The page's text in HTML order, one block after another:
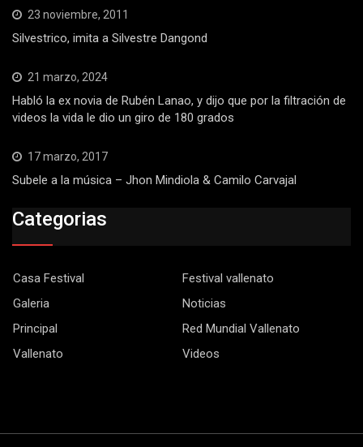
23 noviembre, 2011
Silvestrico, imita a Silvestre Dangond
21 marzo, 2024
Habló la ex novia de Rubén Lanao, y dijo que por la filtración de
videos la vida le dio un giro de 180 grados
17 marzo, 2017
Subele a la música – Jhon Mindiola & Camilo Carvajal
Categorias
Casa Festival
Festival vallenato
Galeria
Noticias
Principal
Red Mundial Vallenato
Vallenato
Videos